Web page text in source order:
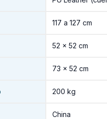
117 a 127 cm
52 × 52 cm
73 × 52 cm
200 kg
China